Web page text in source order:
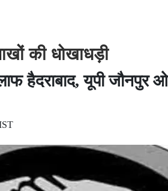
की धोखाधड़ी
हैदराबाद, यूपी जौनपुर